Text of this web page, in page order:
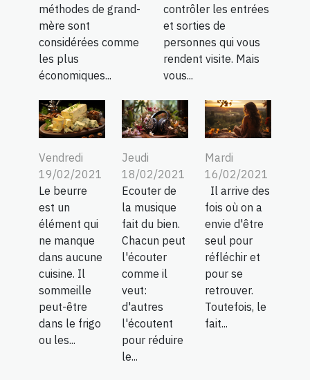
méthodes de grand-
mère sont
considérées comme
les plus
économiques...
contrôler les entrées
et sorties de
personnes qui vous
rendent visite. Mais
vous...
Vendredi
19/02/2021
Le beurre
est un
élément qui
ne manque
dans aucune
cuisine. Il
sommeille
peut-être
dans le frigo
ou les...
Jeudi
18/02/2021
Ecouter de
la musique
fait du bien.
Chacun peut
l'écouter
comme il
veut:
d'autres
l'écoutent
pour réduire
le...
Mardi
16/02/2021
Il arrive des
fois où on a
envie d'être
seul pour
réfléchir et
pour se
retrouver.
Toutefois, le
fait...